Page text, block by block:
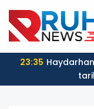
23:35